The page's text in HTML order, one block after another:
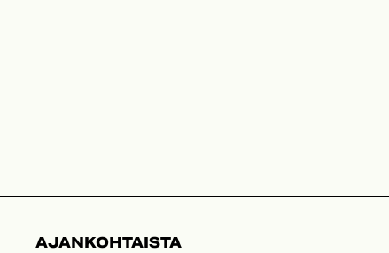
AJAN­KOHTAISTA